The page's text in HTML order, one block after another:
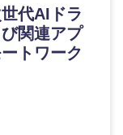
代AIドラ
関連アプ
トワーク